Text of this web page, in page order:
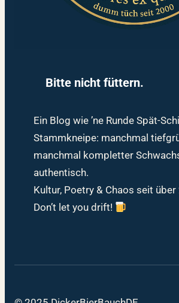
Bitte nicht füttern.
Ein Blog wie ’ne Runde Spät-
Stammkneipe: manchmal
manchmal kompletter
authentisch.
Kultur, Poetry & Chaos seit über
Don’t let you drift!